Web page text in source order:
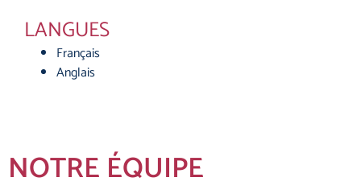
LANGUES
Français
Anglais
NOTRE ÉQUIPE